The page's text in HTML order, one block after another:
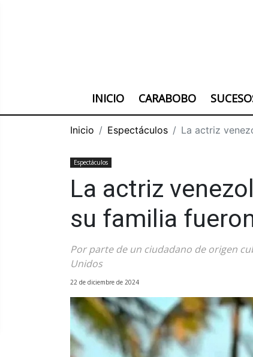
INICIO CARABOBO
Inicio Espectáculos La actriz
Espectáculos
La actriz
su familia
Por parte de un ciudadano de origen
Unidos
22 de diciembre de 2024